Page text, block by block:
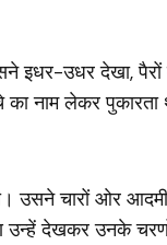
इधर-उधर देखा,
नाम लेकर पुकारता
उसने चारों ओर
देखकर उनके